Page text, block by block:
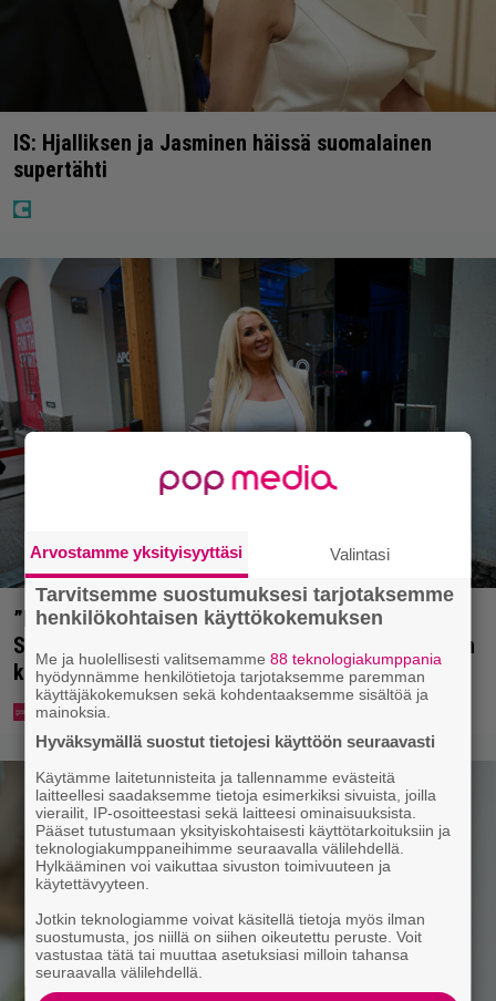
IS: Hjalliksen ja Jasminen häissä suomalainen
supertähti
”Mitä isompi vehje, sen paremmin kulkee” –
Susanna Penttilä suuntasi Bangbussinsa Helsingin
keskustaan
Arvostamme yksityisyyttäsi Valintasi
Tarvitsemme suostumuksesi tarjotaksemme
henkilökohtaisen käyttökokemuksen
Me ja huolellisesti valitsemamme88 teknologiakumppania
hyödynnämme henkilötietoja tarjotaksemme paremman
käyttäjäkokemuksen sekä kohdentaaksemme sisältöä ja
mainoksia.
Hyväksymällä suostut tietojesi käyttöön seuraavasti
Käytämme laitetunnisteita ja tallennamme evästeitä
laitteellesi saadaksemme tietoja esimerkiksi sivuista, joilla
vierailit, IP-osoitteestasi sekä laitteesi ominaisuuksista.
Pääset tutustumaan yksityiskohtaisesti käyttötarkoituksiin ja
teknologiakumppaneihimme seuraavalla välilehdellä.
Hylkääminen voi vaikuttaa sivuston toimivuuteen ja
käytettävyyteen.
Jotkin teknologiamme voivat käsitellä tietoja myös ilman
suostumusta, jos niillä on siihen oikeutettu peruste. Voit
vastustaa tätä tai muuttaa asetuksiasi milloin tahansa
seuraavalla välilehdellä.